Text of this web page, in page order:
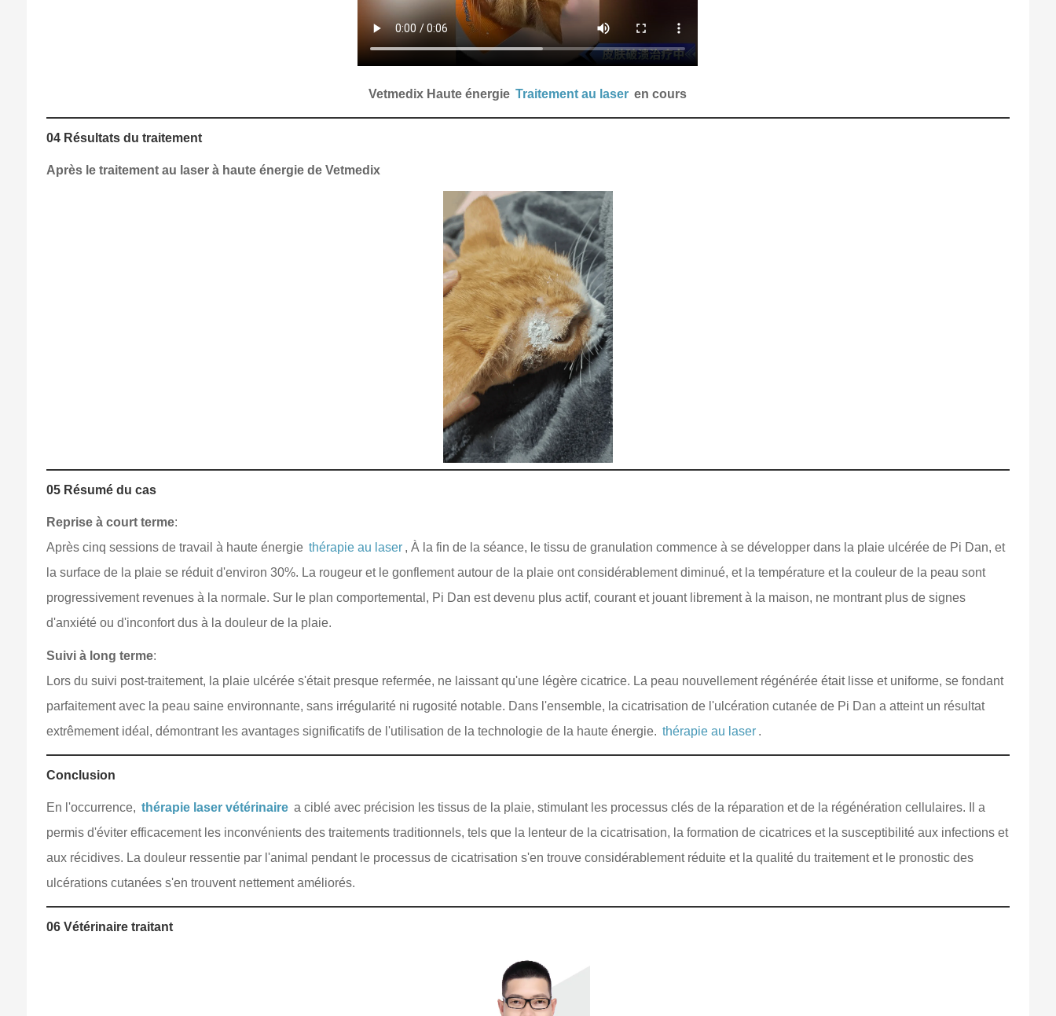
Vetmedix Haute énergie Traitement au laser en cours
04 Résultats du traitement
Après le traitement au laser à haute énergie de Vetmedix
05 Résumé du cas
Reprise à court terme:
Après cinq sessions de travail à haute énergie thérapie au laser , À la fin de la séance, le tissu de granulation commence à se développer dans la plaie ulcérée de Pi Dan, et
la surface de la plaie se réduit d'environ 30%. La rougeur et le gonflement autour de la plaie ont considérablement diminué, et la température et la couleur de la peau sont
progressivement revenues à la normale. Sur le plan comportemental, Pi Dan est devenu plus actif, courant et jouant librement à la maison, ne montrant plus de signes
d'anxiété ou d'inconfort dus à la douleur de la plaie.
Suivi à long terme:
Lors du suivi post-traitement, la plaie ulcérée s'était presque refermée, ne laissant qu'une légère cicatrice. La peau nouvellement régénérée était lisse et uniforme, se fondant
parfaitement avec la peau saine environnante, sans irrégularité ni rugosité notable. Dans l'ensemble, la cicatrisation de l'ulcération cutanée de Pi Dan a atteint un résultat
extrêmement idéal, démontrant les avantages significatifs de l'utilisation de la technologie de la haute énergie. thérapie au laser .
Conclusion
En l'occurrence, thérapie laser vétérinaire a ciblé avec précision les tissus de la plaie, stimulant les processus clés de la réparation et de la régénération cellulaires. Il a
permis d'éviter efficacement les inconvénients des traitements traditionnels, tels que la lenteur de la cicatrisation, la formation de cicatrices et la susceptibilité aux infections et
aux récidives. La douleur ressentie par l'animal pendant le processus de cicatrisation s'en trouve considérablement réduite et la qualité du traitement et le pronostic des
ulcérations cutanées s'en trouvent nettement améliorés.
06 Vétérinaire traitant